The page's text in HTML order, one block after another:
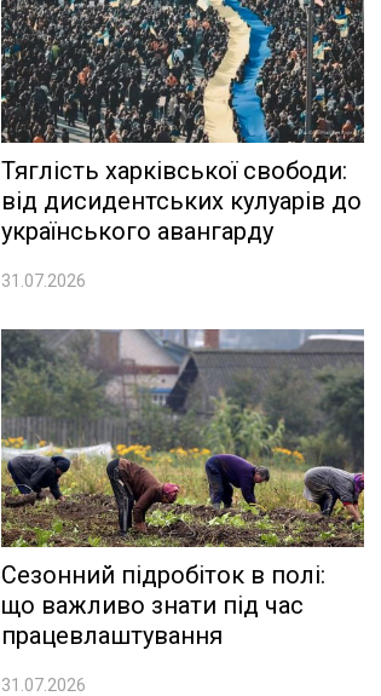
Тяглість харківської свободи:
від дисидентських кулуарів до
українського авангарду
31.07.2026
Сезонний підробіток в полі:
що важливо знати під час
працевлаштування
31.07.2026